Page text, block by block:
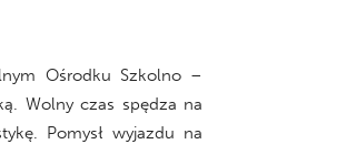
Ośrodku Szkolno –
Wolny czas spędza na
Pomysł wyjazdu na